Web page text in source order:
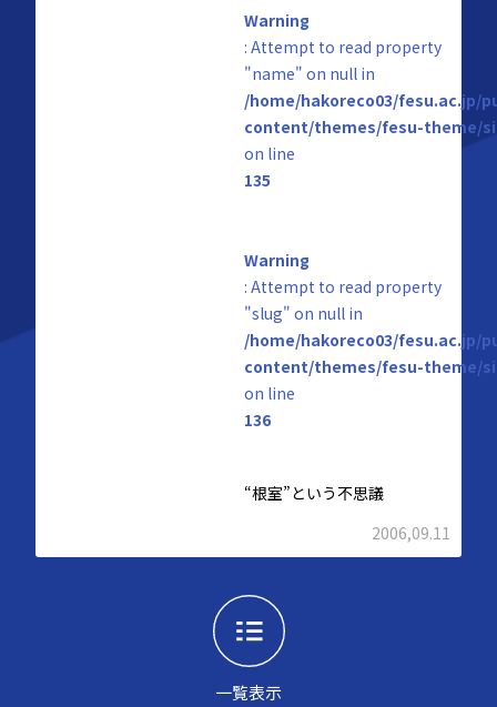
一覧表示
Warning
: Attempt to read property
"name" on null in
/home/hakoreco03/fesu.ac.jp/
content/themes/fesu-theme/
on line
135
Warning
: Attempt to read property
"slug" on null in
/home/hakoreco03/fesu.ac.jp/
content/themes/fesu-theme/
on line
136
“根室”という不思議
2006,09.11